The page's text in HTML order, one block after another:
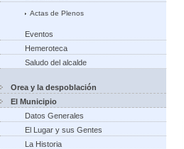
Actas de Plenos
Eventos
Hemeroteca
Saludo del alcalde
Orea y la despoblación
El Municipio
Datos Generales
El Lugar y sus Gentes
La Historia